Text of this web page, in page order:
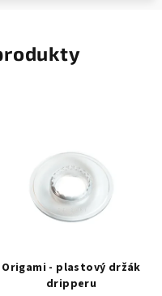
Origami - plastový držák
dripperu